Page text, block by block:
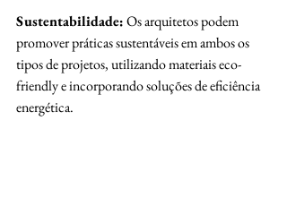
Sustentabilidade: Os arquitetos podem
promover práticas sustentáveis em ambos os
tipos de projetos, utilizando materiais eco-
friendly e incorporando soluções de eficiência
energética.